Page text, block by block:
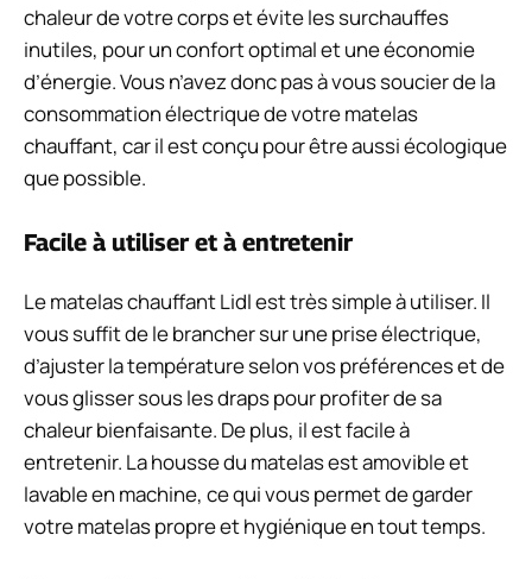
chaleur de votre corps et évite les surchauffes
inutiles, pour un confort optimal et une économie
d’énergie. Vous n’avez donc pas à vous soucier de la
consommation électrique de votre matelas
chauffant, car il est conçu pour être aussi écologique
que possible.
Facile à utiliser et à entretenir
Le matelas chauffant Lidl est très simple à utiliser. Il
vous suffit de le brancher sur une prise électrique,
d’ajuster la température selon vos préférences et de
vous glisser sous les draps pour profiter de sa
chaleur bienfaisante. De plus, il est facile à
entretenir. La housse du matelas est amovible et
lavable en machine, ce qui vous permet de garder
votre matelas propre et hygiénique en tout temps.